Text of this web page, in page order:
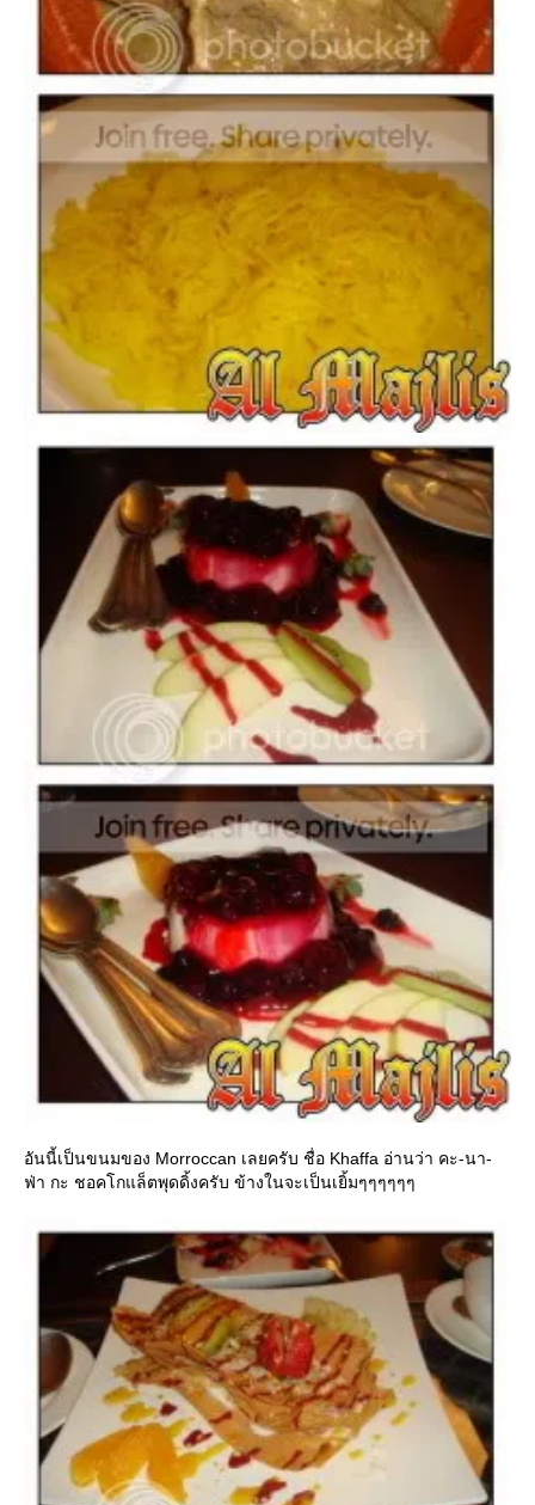
อันนี้เป็นขนมของ Morroccan เลยครับ ชื่อ Khaffa อ่านว่า คะ-นา-
ฟ่า กะ ชอคโกแล็ตพุดดิ้งครับ ข้างในจะเป็นเยิ้มๆๆๆๆๆๆ